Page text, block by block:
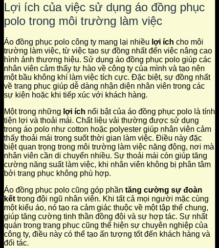
Lợi ích của việc sử dụng áo đồng phục
polo trong môi trường làm việc
Áo đồng phục polo công ty mang lại nhiều lợi ích cho môi
trường làm việc, từ việc tạo sự đồng nhất đến việc nâng cao
hình ảnh thương hiệu. Sử dụng áo đồng phục polo giúp các
nhân viên cảm thấy tự hào về công ty của mình và tạo nên
một bầu không khí làm việc tích cực. Đặc biệt, sự đồng nhất
về trang phục giúp dễ dàng nhận diện nhân viên trong các
sự kiện hoặc khi tiếp xúc với khách hàng.
Một trong những lợi ích nổi bật của áo đồng phục polo là tính
tiện lợi và thoải mái. Chất liệu vải thường được sử dụng
trong áo polo như cotton hoặc polyester giúp nhân viên cảm
thấy thoải mái trong suốt thời gian làm việc. Điều này đặc
biệt quan trọng trong môi trường làm việc năng động, nơi mà
nhân viên cần di chuyển nhiều. Sự thoải mái còn giúp tăng
cường năng suất làm việc, khi nhân viên không bị phân tâm
bởi trang phục không phù hợp.
Áo đồng phục polo cũng góp phần tăng cường sự đoàn
kết trong đội ngũ nhân viên. Khi tất cả mọi người mặc cùng
một kiểu áo, nó tạo ra cảm giác thuộc về một tập thể chung,
giúp tăng cường tinh thần đồng đội và sự hợp tác. Sự nhất
quán trong trang phục cũng thể hiện sự chuyên nghiệp của
công ty, điều này có thể tạo ấn tượng tốt đến khách hàng và
đối tác.